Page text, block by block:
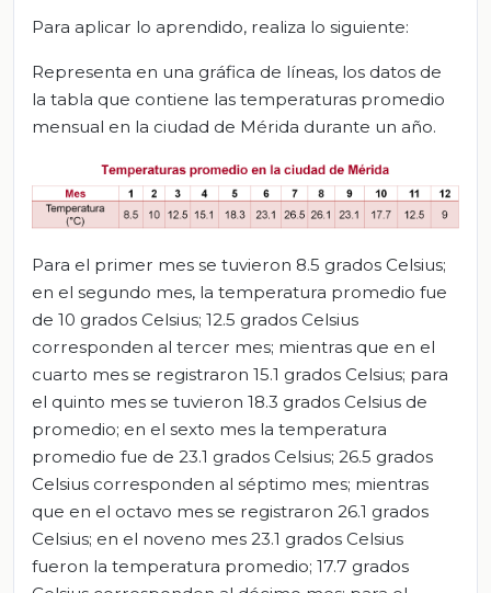
Para aplicar lo aprendido, realiza lo siguiente:
Representa en una gráfica de líneas, los datos de
la tabla que contiene las temperaturas promedio
mensual en la ciudad de Mérida durante un año.
Para el primer mes se tuvieron 8.5 grados Celsius;
en el segundo mes, la temperatura promedio fue
de 10 grados Celsius; 12.5 grados Celsius
corresponden al tercer mes; mientras que en el
cuarto mes se registraron 15.1 grados Celsius; para
el quinto mes se tuvieron 18.3 grados Celsius de
promedio; en el sexto mes la temperatura
promedio fue de 23.1 grados Celsius; 26.5 grados
Celsius corresponden al séptimo mes; mientras
que en el octavo mes se registraron 26.1 grados
Celsius; en el noveno mes 23.1 grados Celsius
fueron la temperatura promedio; 17.7 grados